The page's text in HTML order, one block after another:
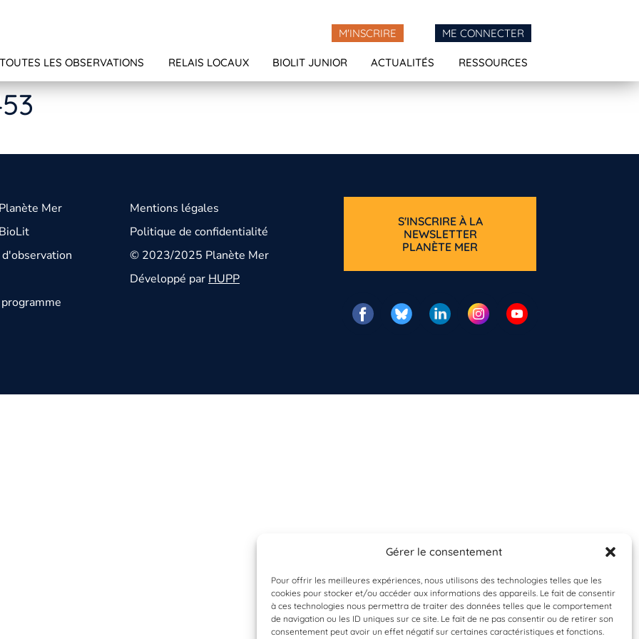
Gérer le consentement
Pour offrir les meilleures expériences, nous utilisons des technologies telles que les
cookies pour stocker et/ou accéder aux informations des appareils. Le fait de consentir
à ces technologies nous permettra de traiter des données telles que le comportement
de navigation ou les ID uniques sur ce site. Le fait de ne pas consentir ou de retirer son
consentement peut avoir un effet négatif sur certaines caractéristiques et fonctions.
M'INSCRIRE ME CONNECTER
TOUTES LES OBSERVATIONS RELAIS LOCAUX BIOLIT JUNIOR ACTUALITÉS RESSOURCES
Mer
Mentions légales
Politique de confidentialité
© 2023/2025 Planète Mer
Développé parHUPP
S'INSCRIRE À LA
NEWSLETTER
PLANÈTE MER